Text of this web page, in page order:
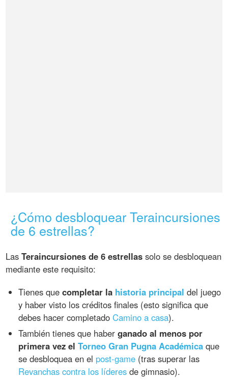
¿Cómo desbloquear Teraincursiones
de 6 estrellas?
LasTeraincursiones de 6 estrellas solo se desbloquean
mediante este requisito:
Tienes quecompletar la historia principal del juego
y haber visto los créditos finales (esto significa que
debes hacer completadoCamino a casa).
También tienes que haberganado al menos por
primera vez elTorneo Gran Pugna Académica que
se desbloquea en el post-game (tras superar las
Revanchas contra los líderes de gimnasio).